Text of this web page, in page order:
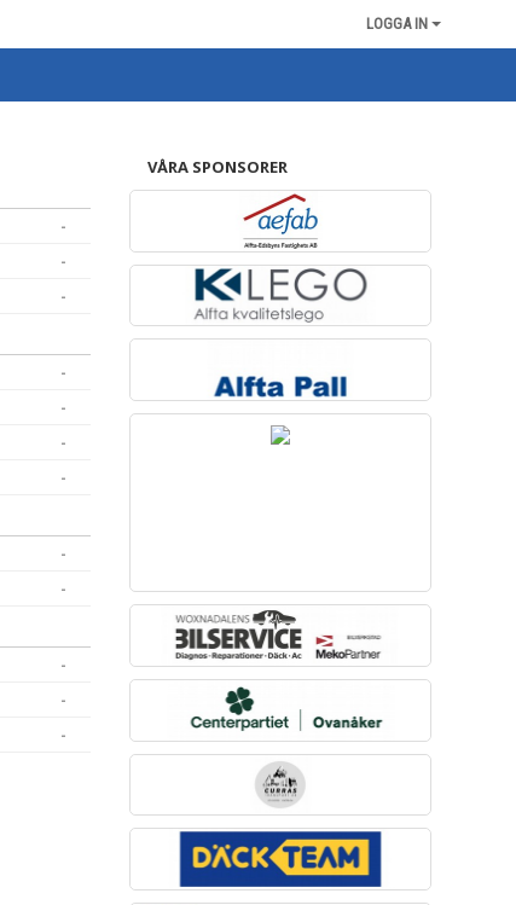
LOGGA IN
-
-
-
-
-
-
-
-
-
-
-
-
VÅRA SPONSORER